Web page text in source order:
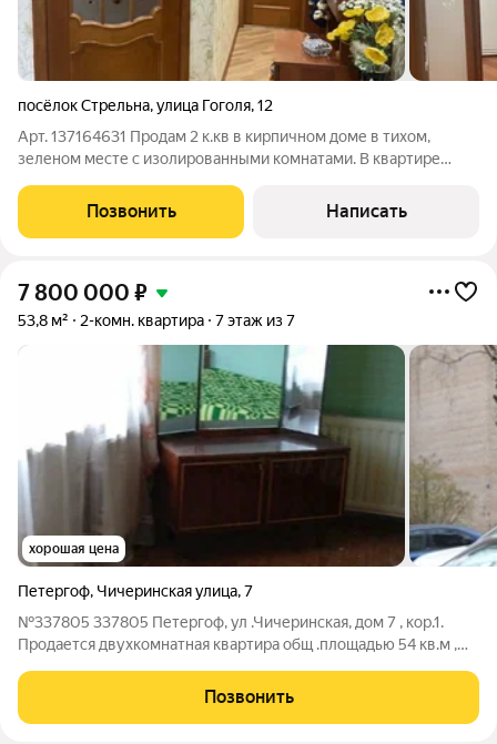
посёлок Стрельна,улица Гоголя,12
Арт. 137164631 Продам 2 к.кв в кирпичном доме в тихом,
зеленом месте с изолированными комнатами. В квартире
стеклопакеты, ламинат, кафель в санузле, разноуровневые
потолки с подсветкой, двери, батарея,
Позвонить Написать
7 800 000 ₽
53,8 м² 2-комн. квартира 7 этаж из 7
хорошая цена
Петергоф, Чичеринская улица,7
№337805 337805 Петергоф, ул .Чичеринская, дом 7 , кор.1.
Продается двухкомнатная квартира общ .площадью 54 кв.м ,
очень теплая, дом кирпичный. Преимущество расположения
дома- рядом автобусная
Позвонить